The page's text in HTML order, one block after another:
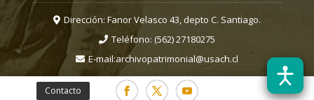
Contacto
Dirección: Fanor Velasco 43, depto C. Santiago.
Teléfono: (562) 27180275
E-mail:archivopatrimonial@usach.cl